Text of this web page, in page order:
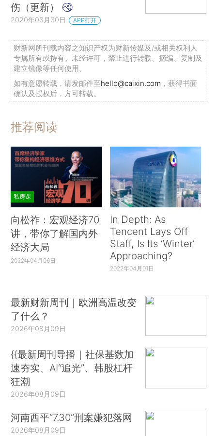
伤（更新）
2020年03月30日 APP打开
财新网所刊载内容之知识产权为财新传媒及/或相关权利人
专属所有或持有。未经许可，禁止进行转载、摘编、复制及
建立镜像等任何使用。
如有意愿转载，请发邮件至hello@caixin.com ，获得书面
确认及授权后，方可转载。
推荐阅读
私房课
向松祚：宏观经济70
讲，带你了解国内外
经济大局
2022年04月06日
In Depth: As
Tencent Lays Off
Staff, Is Its ‘Winter’
Approaching?
2022年04月01日
最新财新周刊｜欧洲高温改变
了什么？
2026年08月09日
{{最新周刊导播｜社保基数加
速夯实、AI“追光”、韩股杠杆
狂潮
2026年08月09日
河南西平“7.30”刑案嫌犯落网
2026年08月09日